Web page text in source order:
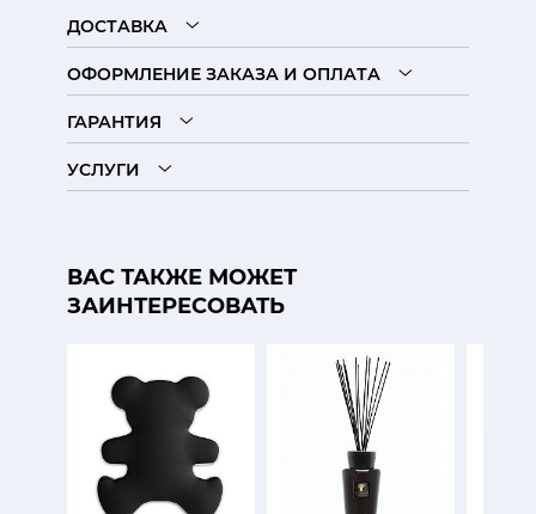
ДОСТАВКА
ОФОРМЛЕНИЕ ЗАКАЗА И ОПЛАТА
ГАРАНТИЯ
УСЛУГИ
ВАС ТАКЖЕ МОЖЕТ
ЗАИНТЕРЕСОВАТЬ